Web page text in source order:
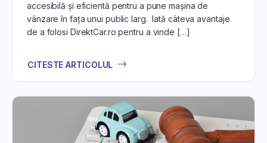
accesibilă și eficientă pentru a pune mașina de
vânzare în fața unui public larg. Iată câteva avantaje
de a folosi DirektCar.ro pentru a vinde […]
CITESTE ARTICOLUL